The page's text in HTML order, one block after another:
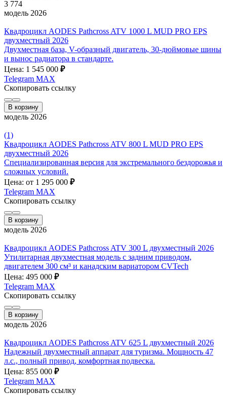
3 774
модель 2026
Квадроцикл AODES Pathcross ATV 1000 L MUD PRO EPS
двухместный 2026
Двухместная база, V-образный двигатель, 30-дюймовые шины
и вынос радиатора в стандарте.
Цена: 1 545 000 ₽
Telegram MAX
Скопировать ссылку
В корзину
модель 2026
(1)
Квадроцикл AODES Pathcross ATV 800 L MUD PRO EPS
двухместный 2026
Специализированная версия для экстремального бездорожья и
сложных условий.
Цена: от 1 295 000 ₽
Telegram MAX
Скопировать ссылку
В корзину
модель 2026
Квадроцикл AODES Pathcross ATV 300 L двухместный 2026
Утилитарная двухместная модель с задним приводом,
двигателем 300 см³ и канадским вариатором CVTech
Цена: 495 000 ₽
Telegram MAX
Скопировать ссылку
В корзину
модель 2026
Квадроцикл AODES Pathcross ATV 625 L двухместный 2026
Надежный двухместный аппарат для туризма. Мощность 47
л.с., полный привод, комфортная подвеска.
Цена: 855 000 ₽
Telegram MAX
Скопировать ссылку